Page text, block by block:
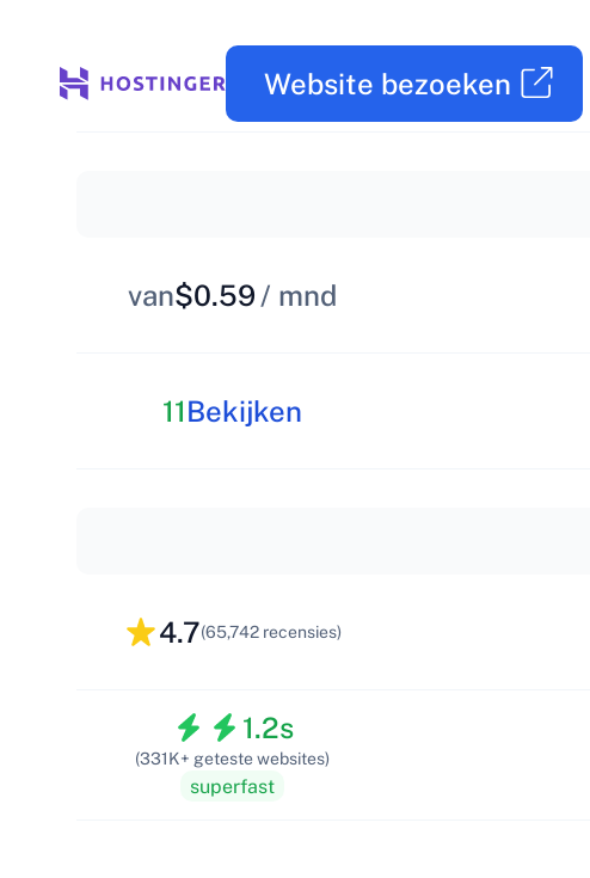
Website bezoeken
van$0.59 / mnd
11Bekijken
4.7(65,742 recensies)
1.2s
(331K+ geteste websites)
superfast